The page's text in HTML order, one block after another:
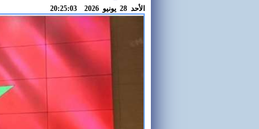
اﻷحد 28 يونيو 2026 20:25:03